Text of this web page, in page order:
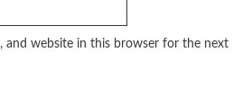
and website in this browser for the next